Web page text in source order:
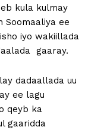
kula kulmay
Soomaaliya ee
iyo wakiillada
gaaray.
dadaallada uu
ee lagu
qeyb ka
gaaridda